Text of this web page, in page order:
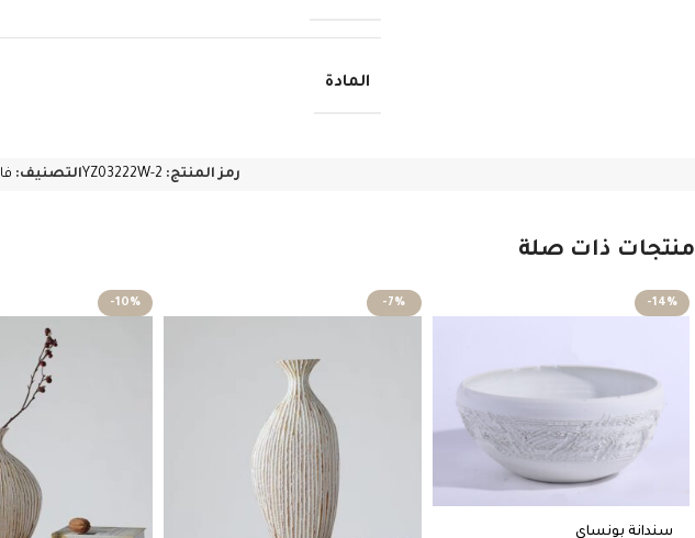
المادة
رمز المنتج: YZ03222W-2التصنيف:
منتجات ذات صلة
-14%
سندانة بونساي
-7%
-10%